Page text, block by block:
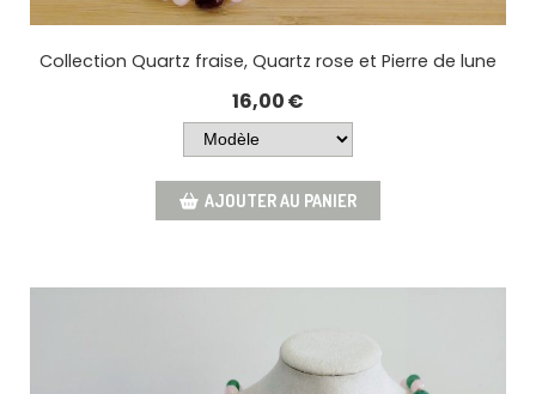
Collection Quartz fraise, Quartz rose et Pierre de lune
16,00€
AJOUTER AU PANIER